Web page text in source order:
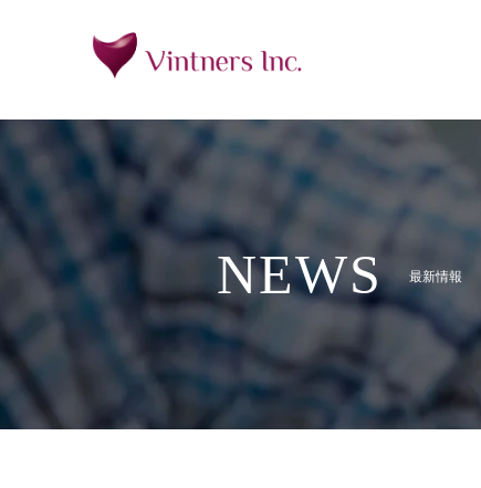
NEWS 最新情報